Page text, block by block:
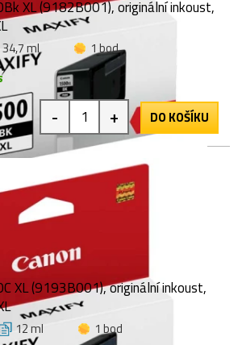
XL (9182B001), originální inkoust,
34,7 ml
1 bod
- + DO KOŠÍKU
XL (9193B001), originální inkoust,
12 ml
1 bod